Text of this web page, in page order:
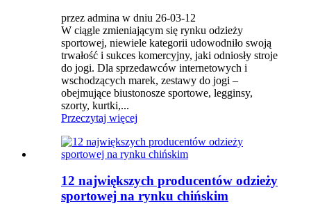
przez admina w dniu 26-03-12
W ciągle zmieniającym się rynku odzieży
sportowej, niewiele kategorii udowodniło swoją
trwałość i sukces komercyjny, jaki odniosły stroje
do jogi. Dla sprzedawców internetowych i
wschodzących marek, zestawy do jogi –
obejmujące biustonosze sportowe, legginsy,
szorty, kurtki,...
Przeczytaj więcej
12 największych producentów odzieży
sportowej na rynku chińskim